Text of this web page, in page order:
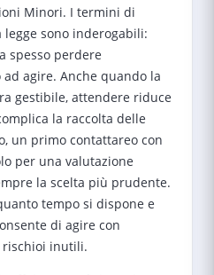
Minori. I termini di
sono inderogabili:
spesso perdere
agire. Anche quando la
gestibile, attendere riduce
la raccolta delle
un primo contattareo con
per una valutazione
la scelta più prudente.
tempo si dispone e
di agire con
rischioi inutili.